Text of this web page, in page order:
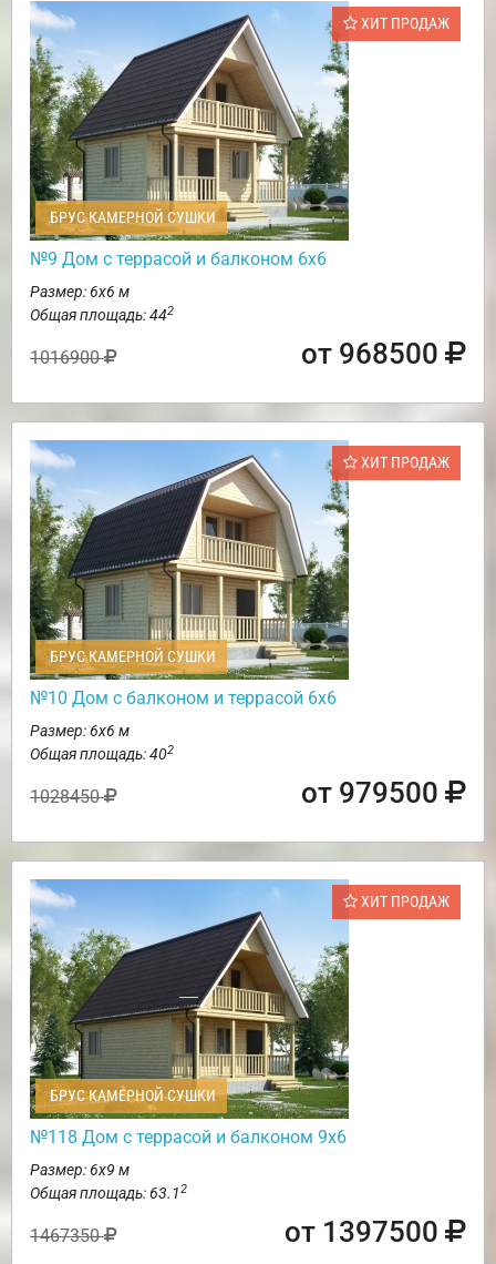
ХИТ ПРОДАЖ
БРУС КАМЕРНОЙ СУШКИ
№9 Дом с террасой и балконом 6х6
Размер: 6х6 м
Общая площадь: 442
1016900 от 968500
ХИТ ПРОДАЖ
БРУС КАМЕРНОЙ СУШКИ
№10 Дом с балконом и террасой 6х6
Размер: 6х6 м
Общая площадь: 402
1028450 от 979500
ХИТ ПРОДАЖ
БРУС КАМЕРНОЙ СУШКИ
№118 Дом с террасой и балконом 9х6
Размер: 6х9 м
Общая площадь: 63.12
1467350 от 1397500